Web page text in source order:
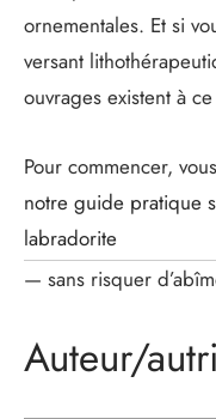
ornementales. Et si
versant
ouvrages existent à
Pour commencer,
notre guide pratique
labradorite
— sans risquer
Auteur/